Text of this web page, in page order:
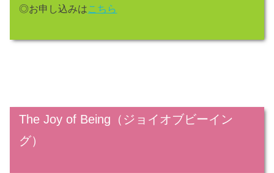
◎お申し込みはこちら
The Joy of Being（ジョイオブビーイン
グ）